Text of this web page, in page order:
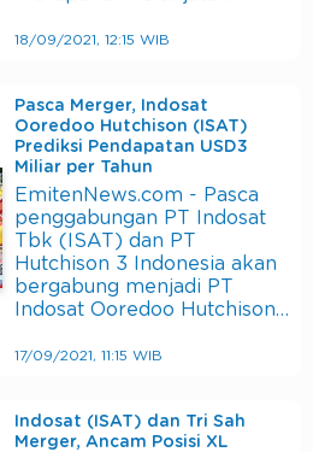
18/09/2021, 12:15 WIB
Pasca Merger, Indosat
Ooredoo Hutchison (ISAT)
Prediksi Pendapatan USD3
Miliar per Tahun
EmitenNews.com - Pasca
penggabungan PT Indosat
Tbk (ISAT) dan PT
Hutchison 3 Indonesia akan
bergabung menjadi PT
Indosat Ooredoo Hutchison…
17/09/2021, 11:15 WIB
Indosat (ISAT) dan Tri Sah
Merger, Ancam Posisi XL